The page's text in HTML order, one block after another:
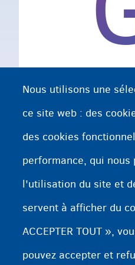
Nous utilisons une
ce site web : des
des cookies
performance, qui
l'utilisation du site et
servent à afficher du
ACCEPTER TOUT »,
pouvez accepter et